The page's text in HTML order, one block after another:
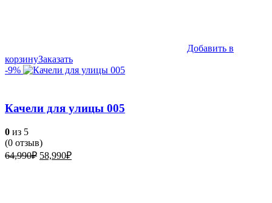
Добавить в
корзинуЗаказать
-9%
Качели для улицы 005
0 из 5
(0 отзыв)
64,990₽ Первоначальная
58,990₽Текущая